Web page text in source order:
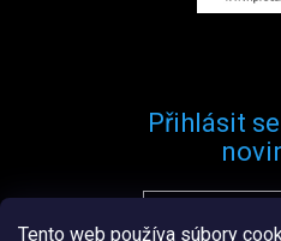
Tento web používa súbory
Přihlásit